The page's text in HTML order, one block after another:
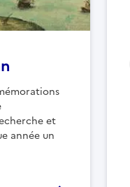
et
année un